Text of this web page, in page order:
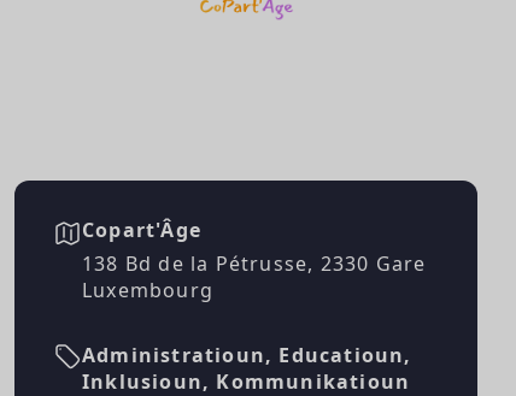
Copart'Âge
138 Bd de la Pétrusse, 2330 Gare
Luxembourg
Administratioun, Educatioun,
Inklusioun, Kommunikatioun